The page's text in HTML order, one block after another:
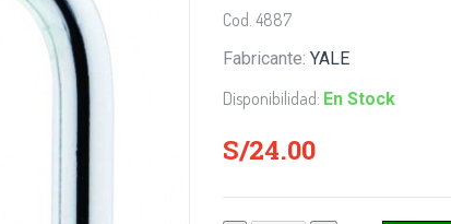
Cod. 4887
Fabricante: YALE
Disponibilidad: En Stock
S/24.00